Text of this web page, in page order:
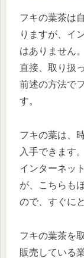
フキの葉茶は
りますが、イ
はありません。
直接、取り扱
前述の方法で
す。
フキの葉は、
入手できます。
インターネッ
が、こちらも
ので、すぐに
フキの葉茶を
販売している